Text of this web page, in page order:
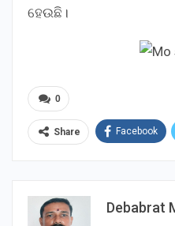
ହେଉଛି।
0
Share Facebook
Debabrat